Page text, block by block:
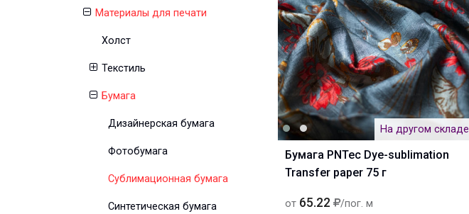
Материалы для печати
Холст
Текстиль
Бумага
Дизайнерская бумага
Фотобумага
Сублимационная бумага
Синтетическая бумага
На другом складе
Бумага PNTec Dye-sublimation
Transfer paper 75 г
от 65.22 /пог. м